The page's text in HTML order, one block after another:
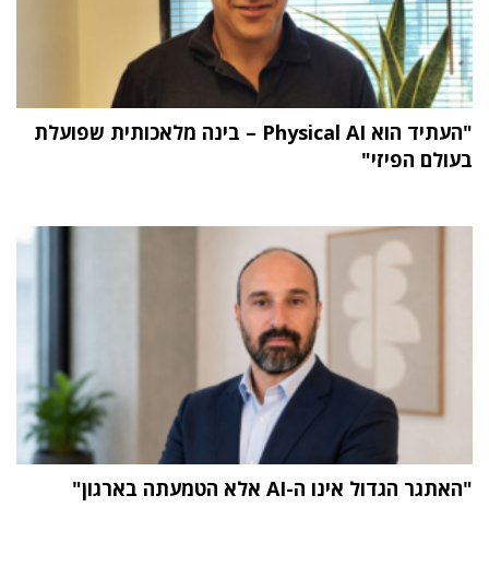
"העתיד הוא Physical AI – בינה מלאכותית שפועלת
בעולם הפיזי"
"האתגר הגדול אינו ה-AI אלא הטמעתה בארגון"